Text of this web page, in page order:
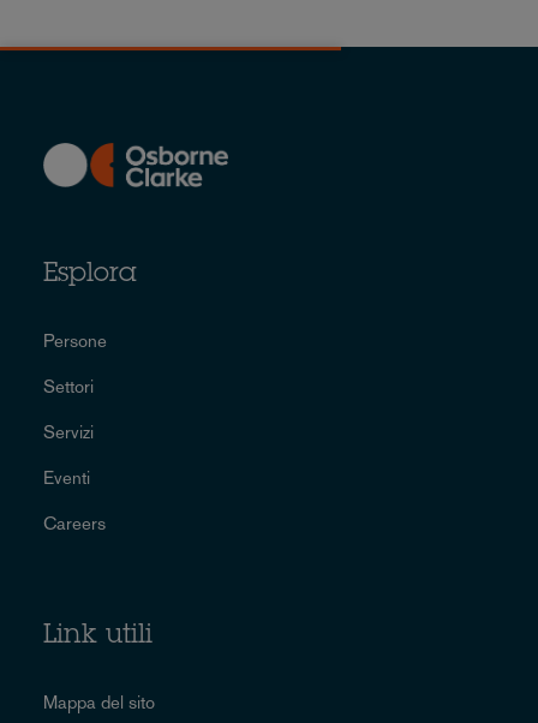
Esplora
Persone
Settori
Servizi
Eventi
Careers
Link utili
Mappa del sito